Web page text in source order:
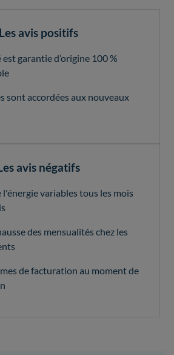
Les avis positifs
garantie d’origine 100 %
sont accordées aux nouveaux
avis négatifs
l'énergie variables tous les mois
des mensualités chez les
de facturation au moment de